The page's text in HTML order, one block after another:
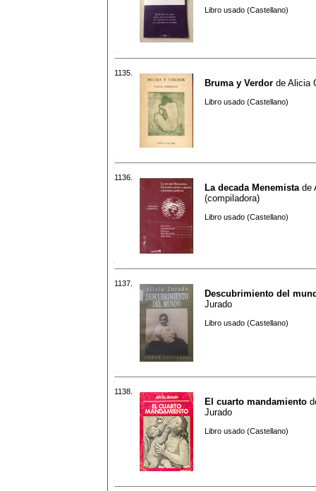
Libro usado (Castellano)
1135.
Bruma y Verdor de Alicia
Libro usado (Castellano)
1136.
La decada Menemista de
(compiladora)
Libro usado (Castellano)
1137.
Descubrimiento del
Jurado
Libro usado (Castellano)
1138.
El cuarto mandamiento
Jurado
Libro usado (Castellano)